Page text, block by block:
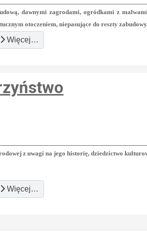
dawnymi zagrodami, ogródkami z
otoczeniem, niepasujące do reszty
Więcej…
z uwagi na jego historię, dziedzictwo
Więcej…